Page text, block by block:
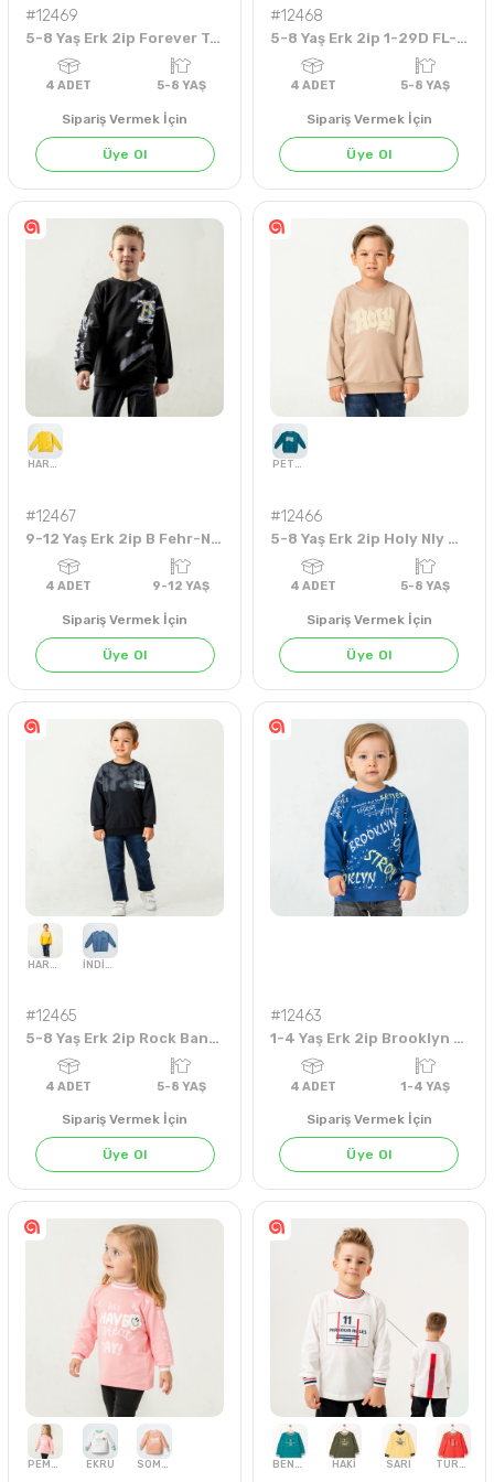
GRİ MELANJ
#12469
5-8 Yaş Erk 2ip Forever Take It Personal Sweat
4ADET 5-8 YAŞ
Sipariş Vermek İçin
Üye Ol
KİREMİT
#12468
5-8 Yaş Erk 2ip 1-29D FL-06Y Sweat
4ADET
Sipariş Vermek İçin
Üye Ol
HARDAL
#12467
9-12 Yaş Erk 2ip B Fehr-Noone Sweat
4ADET 9-12 YAŞ
Sipariş Vermek İçin
Üye Ol
#12466
5-8 Yaş Erk 2ip Holy Nly Sweat
4 5-8
Sipariş Vermek İçin
Üye Ol
#12465
5-8 Yaş Erk 2ip Rock Band Sweat
Sipariş Vermek İçin
Üye Ol
#12463
1-4 Yaş Erk 2ip Brooklyn Stron Sweat
Sipariş Vermek İçin
Üye Ol